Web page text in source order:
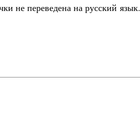
не переведена на русский язык.